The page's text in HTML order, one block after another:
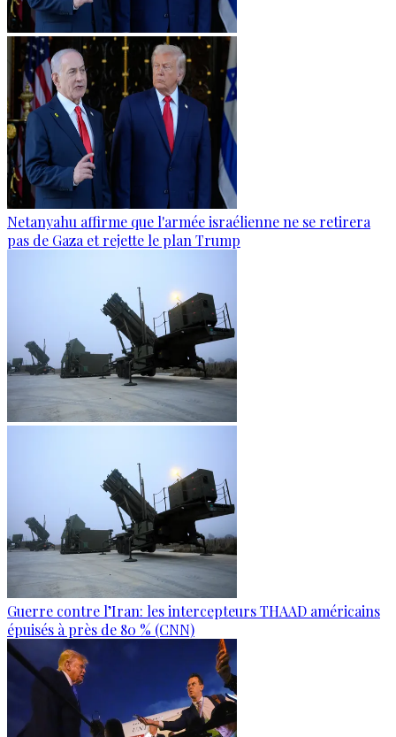
Netanyahu affirme que l'armée israélienne ne se retirera
pas de Gaza et rejette le plan Trump
Guerre contre l’Iran: les intercepteurs THAAD américains
épuisés à près de 80 % (CNN)